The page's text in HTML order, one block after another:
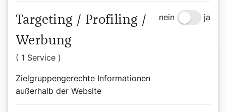
Bernadette Spitzer
Targeting / Profiling /
Werbung
( 1 Service )
Zielgruppengerechte Informationen
außerhalb der Website
nein ja